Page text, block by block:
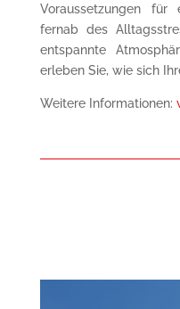
Voraussetzungen für
fernab des
entspannte
erleben Sie, wie sich
Weitere Informationen: